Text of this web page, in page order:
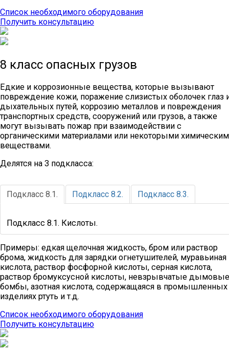
Список необходимого оборудования
Получить консультацию
8 класс опасных грузов
Едкие и коррозионные вещества, которые вызывают
повреждение кожи, поражение слизистых оболочек глаз
дыхательных путей, коррозию металлов и повреждения
транспортных средств, сооружений или грузов, а также
могут вызывать пожар при взаимодействии с
органическими материалами или некоторыми
веществами.
Делятся на 3 подкласса:
Подкласс 8.1. Подкласс 8.2. Подкласс 8.3.
Подкласс 8.1. Кислоты.
Примеры: едкая щелочная жидкость, бром или раствор
брома, жидкость для зарядки огнетушителей, муравьиная
кислота, раствор фосфорной кислоты, серная кислота,
раствор бромуксусной кислоты, невзрывчатые дымовые
бомбы, азотная кислота, содержащаяся в промышленных
изделиях ртуть и т.д.
Список необходимого оборудования
Получить консультацию